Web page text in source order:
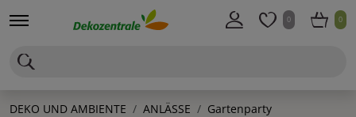
0 0
DEKO UND AMBIENTE ANLÄSSE
Gartenparty